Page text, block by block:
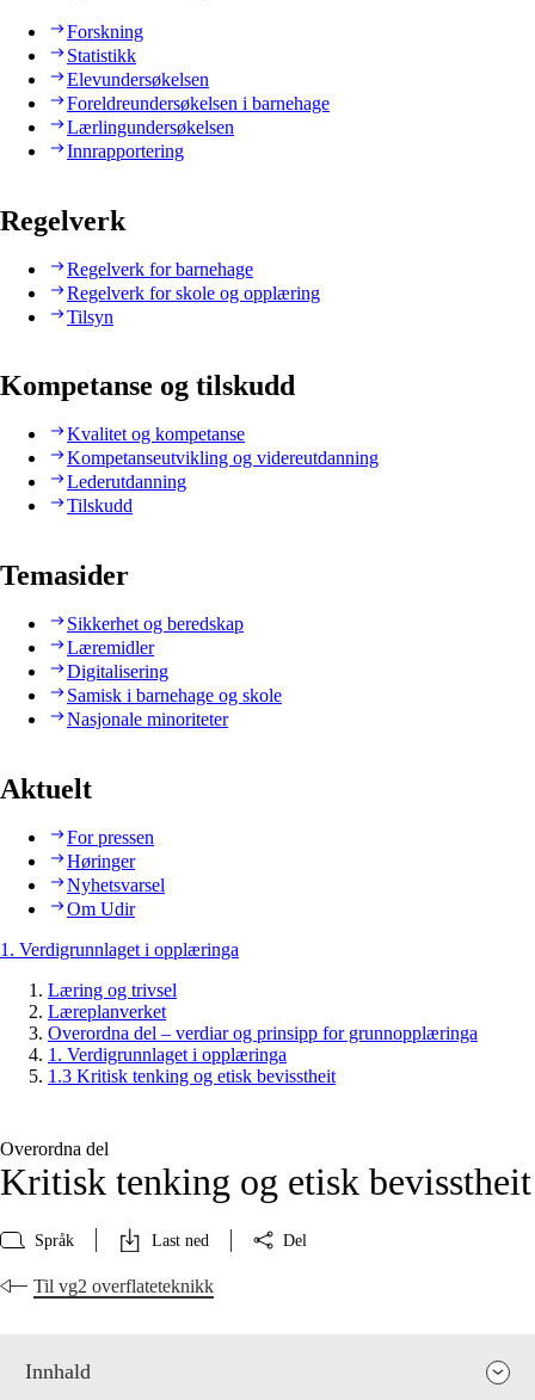
Forskning
Statistikk
Elevundersøkelsen
Foreldreundersøkelsen i barnehage
Lærlingundersøkelsen
Innrapportering
Regelverk
Regelverk for barnehage
Regelverk for skole og opplæring
Tilsyn
Kompetanse og tilskudd
Kvalitet og kompetanse
Kompetanseutvikling og videreutdanning
Lederutdanning
Tilskudd
Temasider
Sikkerhet og beredskap
Læremidler
Digitalisering
Samisk i barnehage og skole
Nasjonale minoriteter
Aktuelt
For pressen
Høringer
Nyhetsvarsel
Om Udir
1. Verdigrunnlaget i opplæringa
Læring og trivsel
Læreplanverket
Overordna del – verdiar og prinsipp for grunnopplæringa
1. Verdigrunnlaget i opplæringa
1.3 Kritisk tenking og etisk bevisstheit
Overordna del
Kritisk tenking og etisk bevisstheit
Språk Last ned Del
Til vg2 overflateteknikk
Innhald